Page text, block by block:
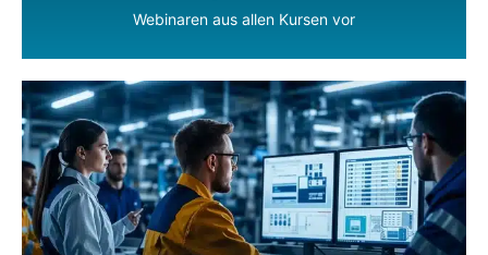
Webinaren aus allen Kursen vor